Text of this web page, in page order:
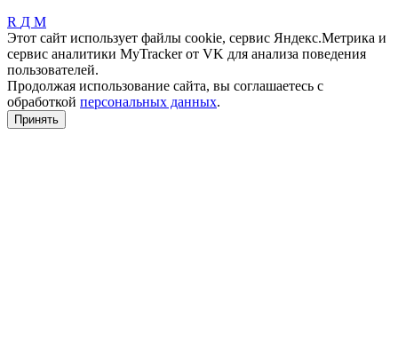
R Д М
Этот сайт использует файлы cookie, сервис Яндекс.Метрика и
сервис аналитики MyTracker от VK для анализа поведения
пользователей.
Продолжая использование сайта, вы соглашаетесь с
обработкой персональных данных.
Принять